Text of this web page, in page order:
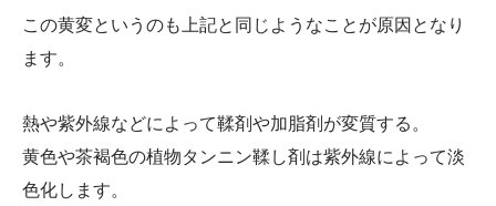
この黄変というのも上記と同じようなことが原因となり
ます。
熱や紫外線などによって鞣剤や加脂剤が変質する。
黄色や茶褐色の植物タンニン鞣し剤は紫外線によって淡
色化します。